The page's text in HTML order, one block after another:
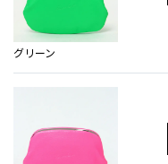
グリーン